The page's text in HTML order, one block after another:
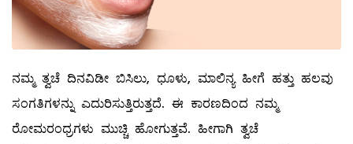
ನಮ್ಮ ತ್ವಚೆ ದಿನವಿಡೀ ಬಿಸಿಲು, ಧೂಳು, ಮಾಲಿನ್ಯ ಹೀಗೆ ಹತ್ತು ಹಲವು
ಸಂಗತಿಗಳನ್ನು ಎದುರಿಸುತ್ತಿರುತ್ತದೆ. ಈ ಕಾರಣದಿಂದ ನಮ್ಮ
ರೋಮರಂಧ್ರಗಳು ಮುಚ್ಚಿ ಹೋಗುತ್ತವೆ. ಹೀಗಾಗಿ ತ್ವಚೆ